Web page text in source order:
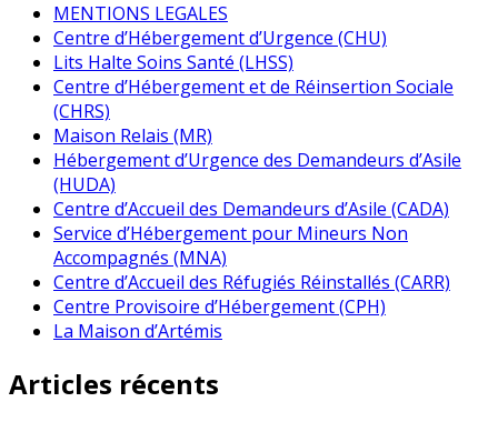
MENTIONS LEGALES
Centre d’Hébergement d’Urgence (CHU)
Lits Halte Soins Santé (LHSS)
Centre d’Hébergement et de Réinsertion Sociale
(CHRS)
Maison Relais (MR)
Hébergement d’Urgence des Demandeurs d’Asile
(HUDA)
Centre d’Accueil des Demandeurs d’Asile (CADA)
Service d’Hébergement pour Mineurs Non
Accompagnés (MNA)
Centre d’Accueil des Réfugiés Réinstallés (CARR)
Centre Provisoire d’Hébergement (CPH)
La Maison d’Artémis
Articles récents